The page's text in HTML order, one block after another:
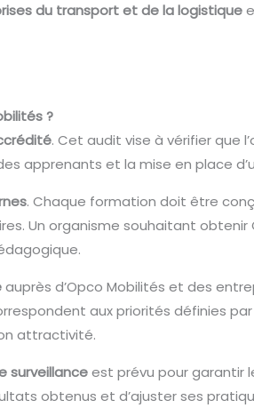
du transport et de la logistique
?
. Cet audit vise à vérifier que
apprenants et la mise en place
. Chaque formation doit être
Un organisme souhaitant
auprès d’Opco Mobilités et des
aux priorités définies par
attractivité.
surveillanceest prévu pour garantir
obtenus et d’ajuster ses